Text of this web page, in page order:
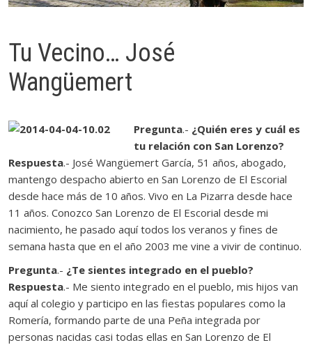
Tu Vecino… José
Wangüemert
Pregunta.- ¿Quién eres y cuál es
tu relación con San Lorenzo?
Respuesta.- José Wangüemert García, 51 años, abogado,
mantengo despacho abierto en San Lorenzo de El Escorial
desde hace más de 10 años. Vivo en La Pizarra desde hace
11 años. Conozco San Lorenzo de El Escorial desde mi
nacimiento, he pasado aquí todos los veranos y fines de
semana hasta que en el año 2003 me vine a vivir de continuo.
Pregunta.- ¿Te sientes integrado en el pueblo?
Respuesta.- Me siento integrado en el pueblo, mis hijos van
aquí al colegio y participo en las fiestas populares como la
Romería, formando parte de una Peña integrada por
personas nacidas casi todas ellas en San Lorenzo de El